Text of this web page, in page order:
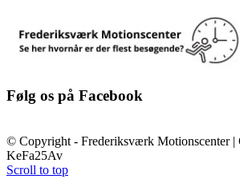
Følg os på Facebook
© Copyright - Frederiksværk Motionscenter |
KeFa25Av
Scroll to top